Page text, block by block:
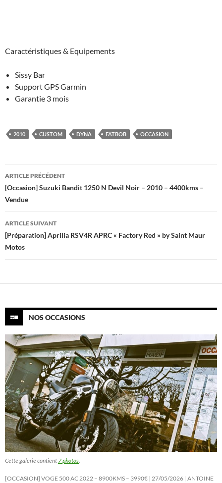
Caractéristiques & Equipements
Sissy Bar
Support GPS Garmin
Garantie 3 mois
2010 CUSTOM DYNA FATBOB OCCASION
Navigation
des
articles
ARTICLE PRÉCÉDENT
[Occasion] Suzuki Bandit 1250 N Devil Noir – 2010 – 4400kms –
Vendue
ARTICLE SUIVANT
[Préparation] Aprilia RSV4R APRC « Factory Red » by Saint Maur
Motos
NOS OCCASIONS
Cette galerie contient 7 photos
[OCCASION] VOGE 500 AC 2022 – 8900KMS – 3990€ 27/05/2026 ANTOINE